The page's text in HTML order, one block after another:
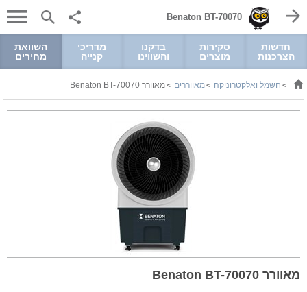
Benaton BT-70070
חדשות
הצרכנות
סקירות
מוצרים
בדקנו
והשווינו
מדריכי
קנייה
השוואת
מחירים
> חשמל ואלקטרוניקה >מאווררים >מאוורר Benaton BT-70070
מאוורר Benaton BT-70070